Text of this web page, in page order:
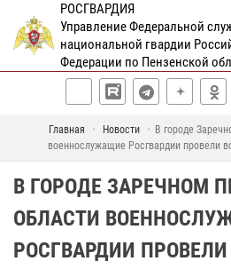
РОСГВАРДИЯ
Управление Федеральной
национальной гвардии
Федерации по Пензенской
Главная Новости
В городе
военнослужащие Росгвардии провели
В ГОРОДЕ ЗАРЕЧНОМ
ОБЛАСТИ
РОСГВАРДИИ